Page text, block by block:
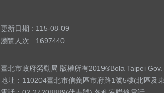
更新日期
115-08-09
瀏覽人次
1697440
臺北市政府勞動局 版權所有2019®Bola Taipei Gov.
地址：110204臺北市信義區市府路1號5樓(北區及